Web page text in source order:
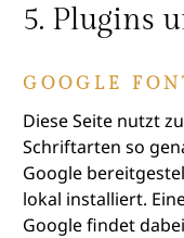
5. Plugins
GOOGLE
Diese Seite nutzt
Schriftarten so
Google
lokal installiert.
Google findet